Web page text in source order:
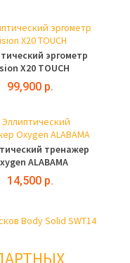
эргометр
X20 TOUCH
99,900 р.
тренажер
ALABAMA
14,500 р.